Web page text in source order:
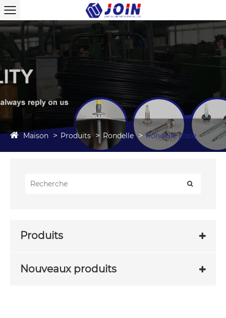
Maison Produits Rondelle Rondelle plate
Produits
Nouveaux produits